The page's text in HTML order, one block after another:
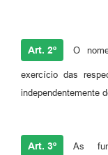
SIC
Art. 2º O
exercício das
independentemente
Art. 3º As